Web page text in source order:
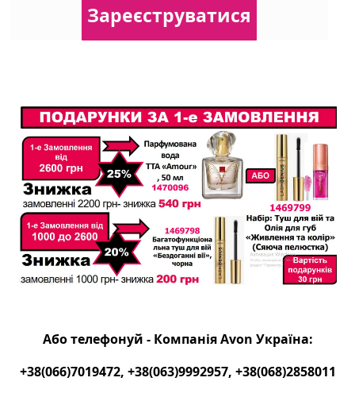
Або телефонуй - Компанія Avon Україна:
+38(066)7019472, +38(063)9992957, +38(068)2858011